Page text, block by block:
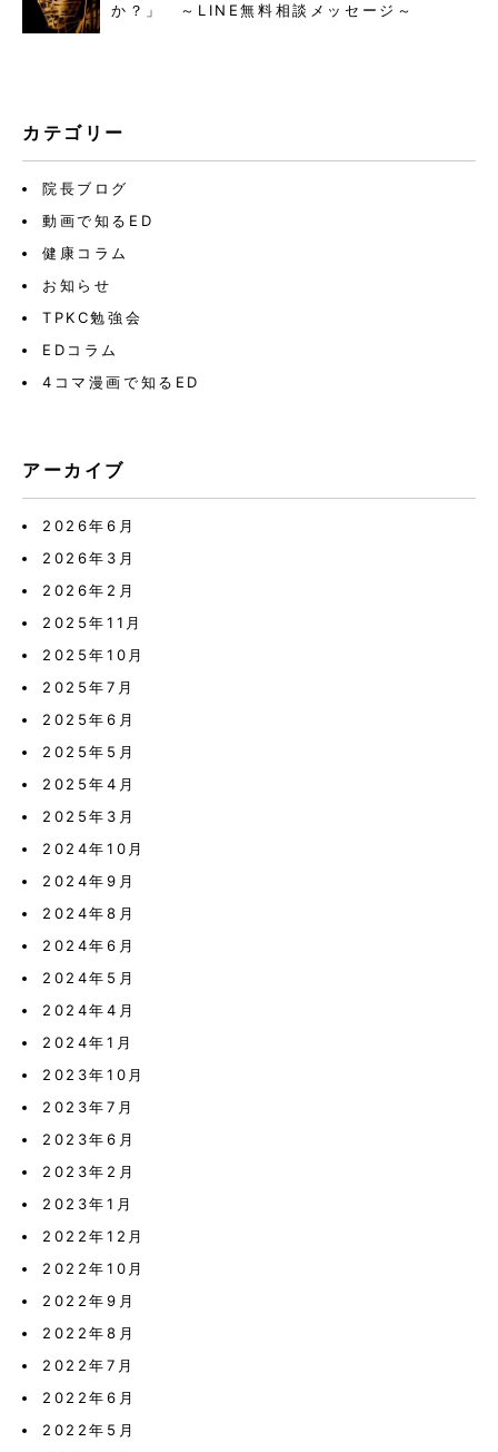
か？」 ～LINE無料相談メッセージ～
カテゴリー
院長ブログ
動画で知るED
健康コラム
お知らせ
TPKC勉強会
EDコラム
4コマ漫画で知るED
アーカイブ
2026年6月
2026年3月
2026年2月
2025年11月
2025年10月
2025年7月
2025年6月
2025年5月
2025年4月
2025年3月
2024年10月
2024年9月
2024年8月
2024年6月
2024年5月
2024年4月
2024年1月
2023年10月
2023年7月
2023年6月
2023年2月
2023年1月
2022年12月
2022年10月
2022年9月
2022年8月
2022年7月
2022年6月
2022年5月